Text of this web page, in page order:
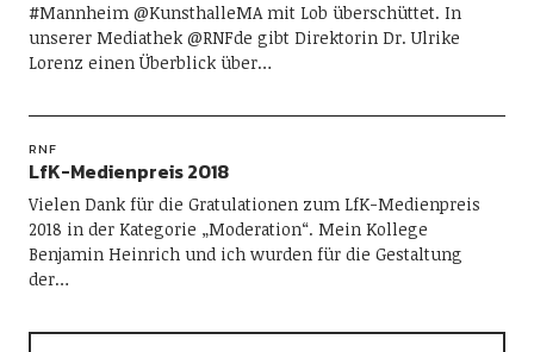
#Mannheim @KunsthalleMA mit Lob überschüttet. In
unserer Mediathek @RNFde gibt Direktorin Dr. Ulrike
Lorenz einen Überblick über…
RNF
LfK-Medienpreis 2018
Vielen Dank für die Gratulationen zum LfK-Medienpreis
2018 in der Kategorie „Moderation“. Mein Kollege
Benjamin Heinrich und ich wurden für die Gestaltung
der…